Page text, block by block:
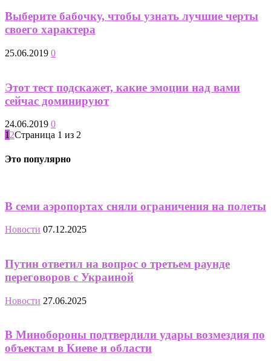
Выберите бабочку, чтобы узнать лучшие черты
своего характера
25.06.2019 0
Этот тест подскажет, какие эмоции над вами
сейчас доминируют
24.06.2019 0
1 2Страница 1 из 2
Это популярно
В семи аэропортах сняли ограничения на полеты
Новости 07.12.2025
Путин ответил на вопрос о третьем раунде
переговоров с Украиной
Новости 27.06.2025
В Минобороны подтвердили удары возмездия по
объектам в Киеве и области